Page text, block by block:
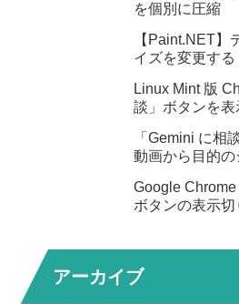
を個別に圧縮
【Paint.NET】
イズを変更する
Linux Mint 版
談」ボタンを表
「Gemini に相
動画から目的
Google Chrome
ボタンの表示切
アーカイブ